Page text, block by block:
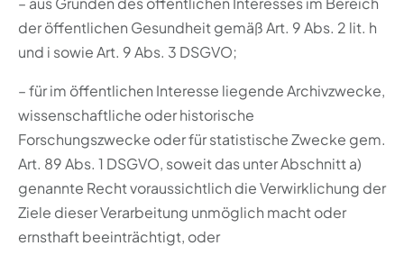
der öffentlichen Gesundheit gemäß Art. 9 Abs. 2 lit. h
und i sowie Art. 9 Abs. 3 DSGVO;
– für im öffentlichen Interesse liegende Archivzwecke,
wissenschaftliche oder historische
Forschungszwecke oder für statistische Zwecke gem.
Art. 89 Abs. 1 DSGVO, soweit das unter Abschnitt a)
genannte Recht voraussichtlich die Verwirklichung der
Ziele dieser Verarbeitung unmöglich macht oder
ernsthaft beeinträchtigt, oder